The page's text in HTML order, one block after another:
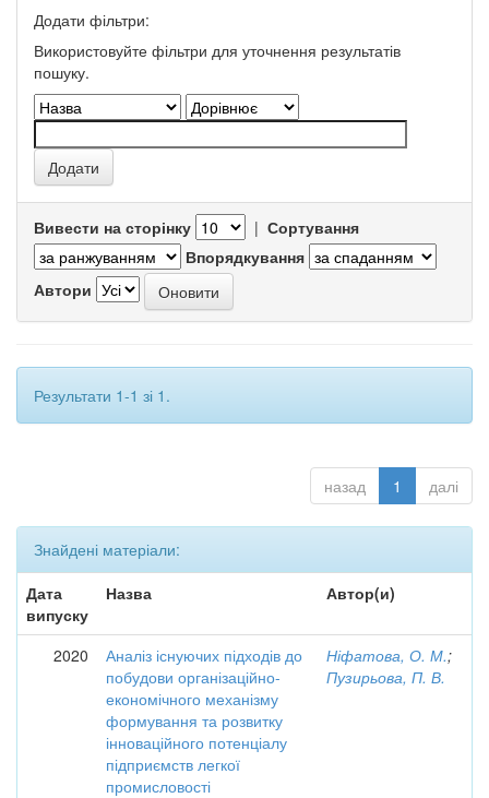
Додати фільтри:
Використовуйте фільтри для уточнення результатів
пошуку.
Вивести на сторінку | Сортування
Впорядкування
Автори
Результати 1-1 зі 1.
назад 1 далі
Знайдені матеріали:
Дата
випуску
Назва Автор(и)
2020
Аналіз існуючих підходів до
побудови організаційно-
економічного механізму
формування та розвитку
інноваційного потенціалу
підприємств легкої
промисловості
Ніфатова, О. М.;
Пузирьова, П. В.